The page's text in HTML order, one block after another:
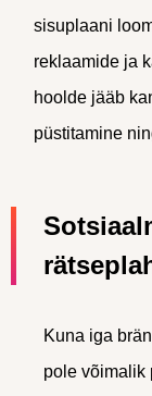
sisuplaani
reklaamide ja
hoolde jääb
püstitamine
Kuna iga
pole võimalik